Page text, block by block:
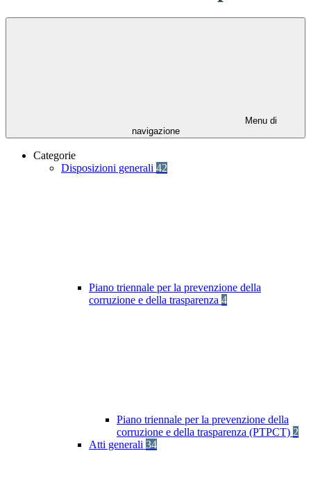
Menu di
navigazione
Categorie
Disposizioni generali 42
Piano triennale per la prevenzione della
corruzione e della trasparenza 4
Piano triennale per la prevenzione della
corruzione e della trasparenza (PTPCT) 2
Atti generali 34